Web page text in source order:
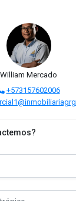
William Mercado
+573157602006